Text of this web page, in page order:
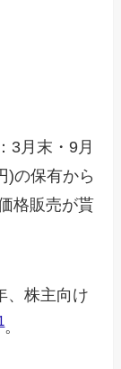
3月末・9月
)の保有から
格販売が貰
、株主向け
。